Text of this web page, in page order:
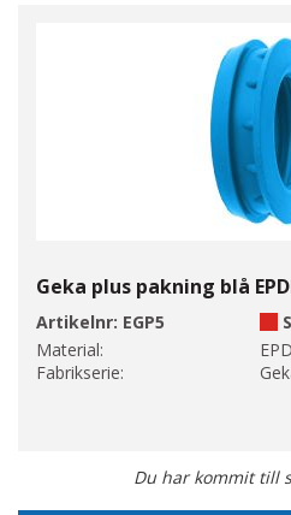
Geka plus pakning blå
Artikelnr: EGP5
Material:
Fabrikserie:
Du har kommit till